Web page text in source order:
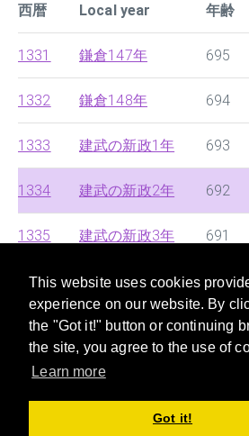
This website uses cookies
experience on our website. By
the "Got it!" button or continuing
the site, you agree to the use of
Learn more
Got it!
西暦 Local year 年齢
1331 鎌倉147年 695
1332 鎌倉148年 694
1333 建武の新政1年 693
1334 建武の新政2年 692
1335 建武の新政3年 691
1336 南北朝1年 690
1337 室町2年 689
本サイトは西暦と中国の王朝時代
るサイトです。年齢早見表や干支
おり、書類を記入する際に大変便